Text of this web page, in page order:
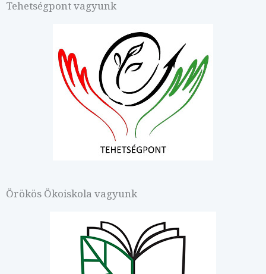
Tehetségpont vagyunk
Örökös Ökoiskola vagyunk